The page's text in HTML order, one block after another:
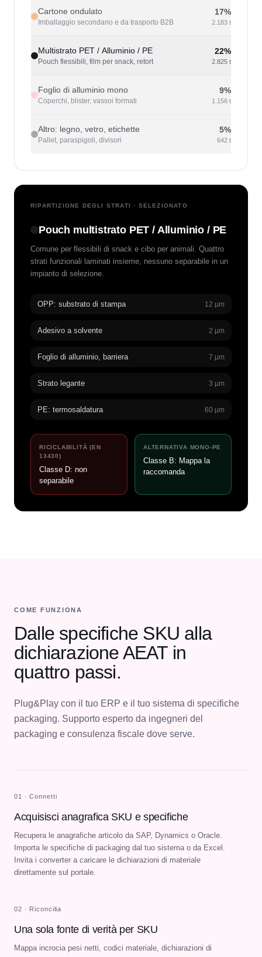
Cartone ondulato
Imballaggio secondario e da trasporto B2B
17%
2.183 t
Multistrato PET / Alluminio / PE
Pouch flessibili, film per snack, retort
22%
2.825 t
Foglio di alluminio mono
Coperchi, blister, vassoi formati
9%
1.156 t
Altro: legno, vetro, etichette
Pallet, paraspigoli, divisori
5%
642 t
RIPARTIZIONE DEGLI STRATI · SELEZIONATO
Pouch multistrato PET / Alluminio / PE
Comune per flessibili di snack e cibo per animali. Quattro
strati funzionali laminati insieme, nessuno separabile in un
impianto di selezione.
OPP: substrato di stampa 12 µm
Adesivo a solvente 2 µm
Foglio di alluminio, barriera 7 µm
Strato legante 3 µm
PE: termosaldatura 60 µm
RICICLABILITÀ (EN
13430)
Classe D: non
separabile
ALTERNATIVA MONO-PE
Classe B: Mappa la
raccomanda
COME FUNZIONA
Dalle specifiche SKU alla
dichiarazione AEAT in
quattro passi.
Plug&Play con il tuo ERP e il tuo sistema di specifiche
packaging. Supporto esperto da ingegneri del
packaging e consulenza fiscale dove serve.
01 · Connetti
Acquisisci anagrafica SKU e specifiche
Recupera le anagrafiche articolo da SAP, Dynamics o Oracle.
Importa le specifiche di packaging dal tuo sistema o da Excel.
Invita i converter a caricare le dichiarazioni di materiale
direttamente sul portale.
02 · Riconcilia
Una sola fonte di verità per SKU
Mappa incrocia pesi netti, codici materiale, dichiarazioni di